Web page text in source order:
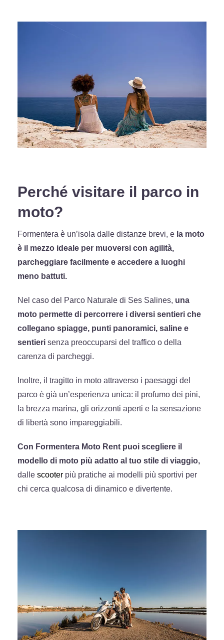
Perché visitare il parco in
moto?
Formentera è un’isola dalle distanze brevi, e la moto
è il mezzo ideale per muoversi con agilità,
parcheggiare facilmente e accedere a luoghi
meno battuti.
Nel caso del Parco Naturale di Ses Salines, una
moto permette di percorrere i diversi sentieri che
collegano spiagge, punti panoramici, saline e
sentieri senza preoccuparsi del traffico o della
carenza di parcheggi.
Inoltre, il tragitto in moto attraverso i paesaggi del
parco è già un’esperienza unica: il profumo dei pini,
la brezza marina, gli orizzonti aperti e la sensazione
di libertà sono impareggiabili.
Con Formentera Moto Rent puoi scegliere il
modello di moto più adatto al tuo stile di viaggio,
dalle scooter più pratiche ai modelli più sportivi per
chi cerca qualcosa di dinamico e divertente.